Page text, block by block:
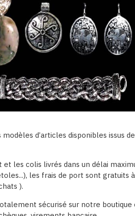
d’articles disponibles issus
les colis livrés dans un délai
les frais de port sont gratuits
).
sécurisé sur notre